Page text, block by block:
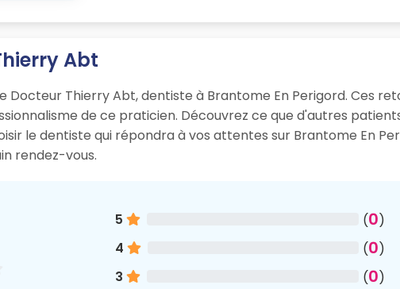
Abt
Docteur Thierry Abt, dentiste à Brantome En Perigord. Ces
de ce praticien. Découvrez ce que d'autres
le dentiste qui répondra à vos attentes sur Brantome En
rendez-vous.
5 (0)
4
(0)
3
(0)